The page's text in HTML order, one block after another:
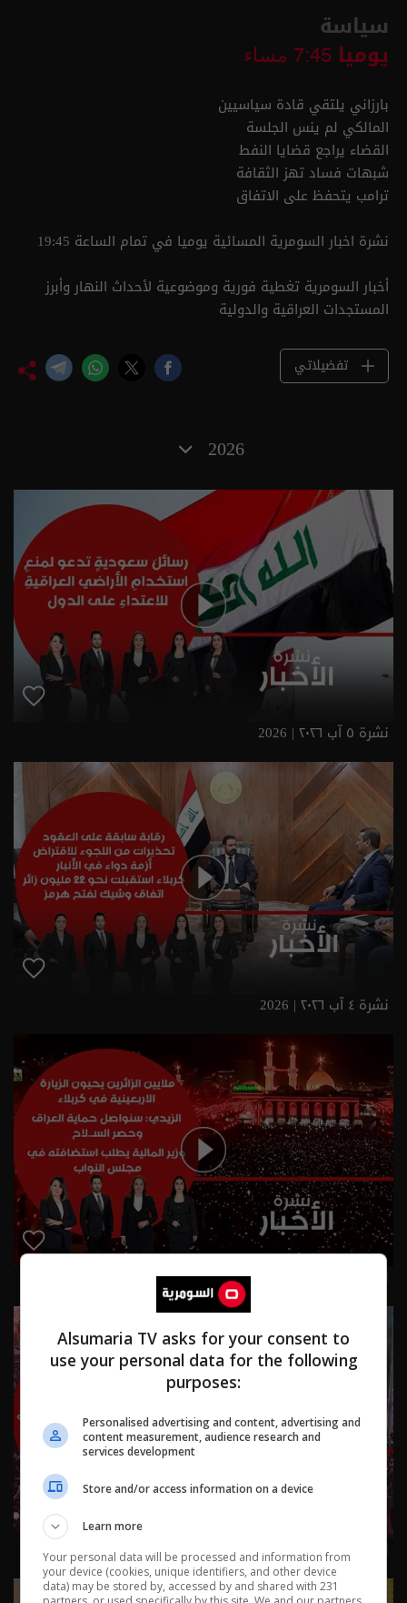
سياسة
يوميا 7:45 مساء
بارزاني يلتقي قادة سياسيين
المالكي لم ينس الجلسة
القضاء يراجع قضايا النفط
شبهات فساد تهز الثقافة
ترامب يتحفظ على الاتفاق
نشرة اخبار السومرية المسائية يوميا في تمام الساعة 19:45
أخبار السومرية تغطية فورية وموضوعية لأحداث النهار وأبرز
المستجدات العراقية والدولية
تفضيلاتي
2026
نشرة ٥ آب ٢٠٢٦ | 2026
نشرة ٤ آب ٢٠٢٦ | 2026
Alsumaria TV asks for your consent to
use your personal data for the following
purposes:
Personalised advertising and content, advertising and
content measurement, audience research and
services development
Store and/or access information on a device
Learn more
Your personal data will be processed and information from
your device (cookies, unique identifiers, and other device
data) may be stored by, accessed by and shared with 231